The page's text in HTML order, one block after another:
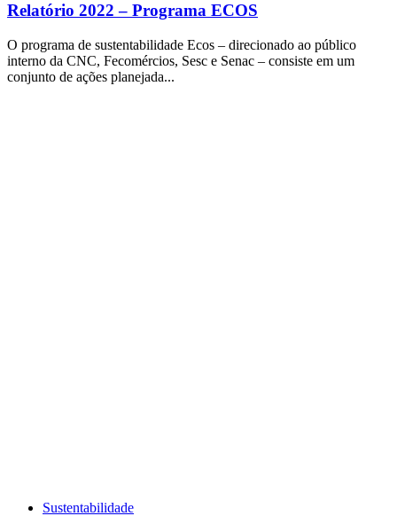
Relatório 2022 – Programa ECOS
O programa de sustentabilidade Ecos – direcionado ao público
interno da CNC, Fecomércios, Sesc e Senac – consiste em um
conjunto de ações planejada...
Sustentabilidade